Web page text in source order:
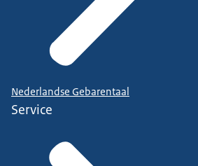
Nederlandse Gebarentaal
Service